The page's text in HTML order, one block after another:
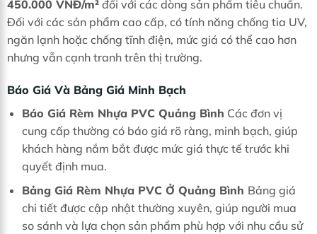
450.000 VNĐ/m²đối với các dòng sản phẩm tiêu chuẩn.
Đối với các sản phẩm cao cấp, có tính năng chống tia UV,
ngăn lạnh hoặc chống tĩnh điện, mức giá có thể cao hơn
nhưng vẫn cạnh tranh trên thị trường.
Báo Giá Và Bảng Giá Minh Bạch
Báo Giá Rèm Nhựa PVC Quảng Bình Các đơn vị
cung cấp thường có báo giá rõ ràng, minh bạch, giúp
khách hàng nắm bắt được mức giá thực tế trước khi
quyết định mua.
Bảng Giá Rèm Nhựa PVC Ở Quảng Bình Bảng giá
chi tiết được cập nhật thường xuyên, giúp người mua
so sánh và lựa chọn sản phẩm phù hợp với nhu cầu sử